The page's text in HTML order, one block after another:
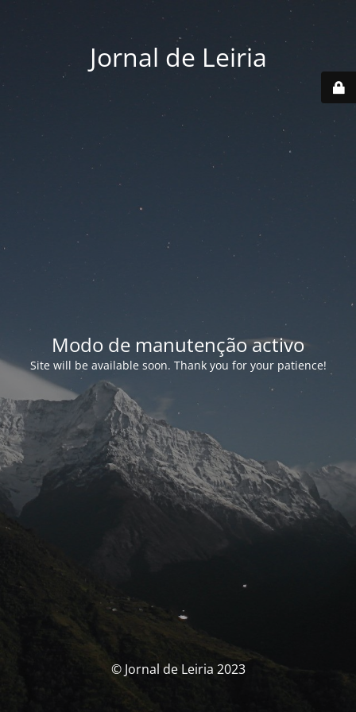
Jornal de Leiria
Modo de manutenção activo
Site will be available soon. Thank you for your patience!
© Jornal de Leiria 2023